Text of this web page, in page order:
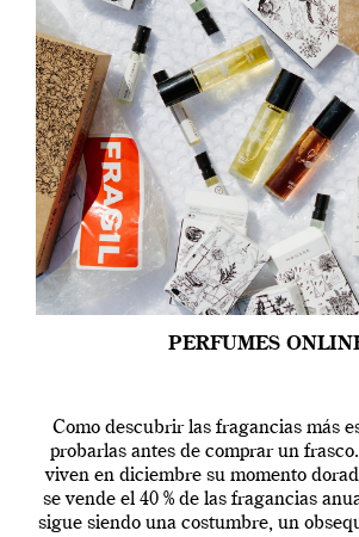
PERFUMES
Como descubrir las fragancias más
probarlas antes de comprar un
viven en diciembre su momento
se vende el 40 % de las fragancias
sigue siendo una costumbre, un